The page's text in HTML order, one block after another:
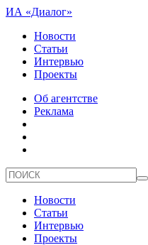
ИА «Диалог»
Новости
Статьи
Интервью
Проекты
Об агентстве
Реклама
Новости
Статьи
Интервью
Проекты